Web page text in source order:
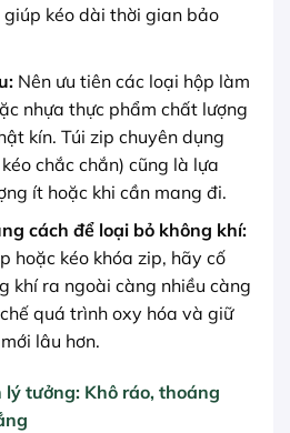
giúp kéo dài thời gian bảo
Nên ưu tiên các loại hộp làm
nhựa thực phẩm chất lượng
kín. Túi zip chuyên dụng
chắc chắn) cũng là lựa
ít hoặc khi cần mang đi.
cách để loại bỏ không khí:
hoặc kéo khóa zip, hãy cố
khí ra ngoài càng nhiều càng
quá trình oxy hóa và giữ
lâu hơn.
tưởng: Khô ráo, thoáng